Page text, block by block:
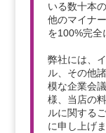
いる数十本
他のマイナ
を100%完全
弊社には、
ル、その他
模な企業会
様、当店の
ルに関する
に申し上げ